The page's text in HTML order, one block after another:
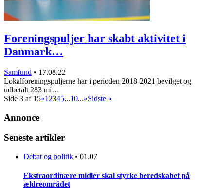
Foreningspuljer har skabt aktivitet i
Danmark…
Samfund • 17.08.22
Lokalforeningspuljerne har i perioden 2018-2021 bevilget og
udbetalt 283 mi…
Side 3 af 15«1 2345...10...»Sidste »
Annonce
Seneste artikler
Debat og politik • 01.07
Ekstraordinære midler skal styrke beredskabet på
ældreområdet